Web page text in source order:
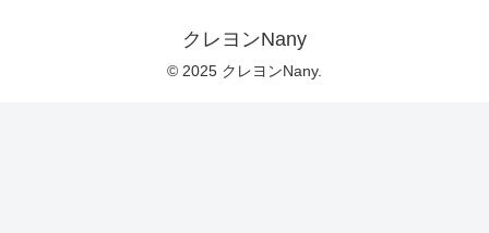
クレヨンNany
© 2025 クレヨンNany.